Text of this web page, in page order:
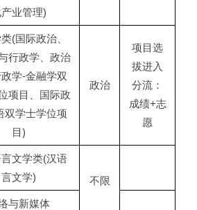
业管理)
(国际政治、
行政学、政治
学-金融学双
项目、国际政
双学士学位项
目)
政治
项目选
拔进入
分流：
成绩+志
愿
文学类(汉语
言文学)
不限
与新媒体